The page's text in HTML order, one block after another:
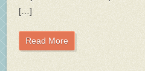
[…]
Read More